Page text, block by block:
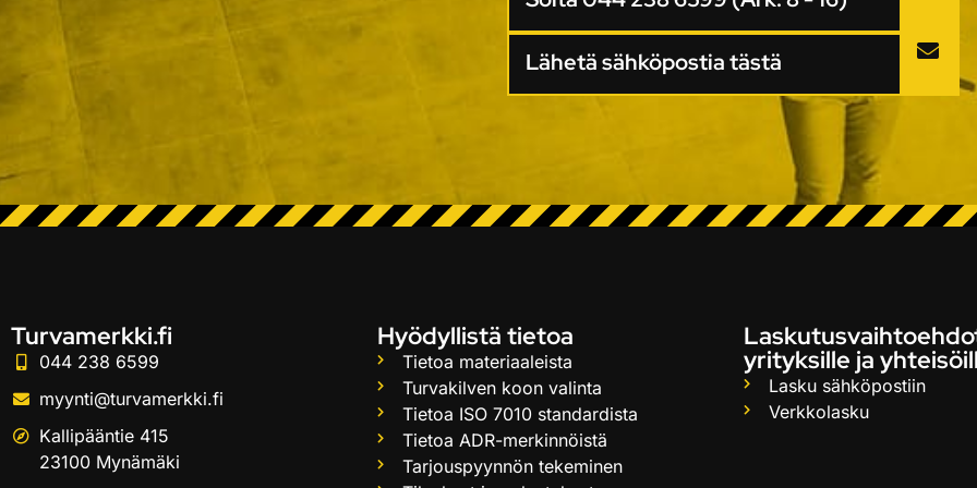
Lähetä sähköpostia tästä
Turvamerkki.fi
044 238 6599
myynti@turvamerkki.fi
Kallipääntie 415
23100 Mynämäki
Hyödyllistä tietoa
Tietoa materiaaleista
Turvakilven koon valinta
Tietoa ISO 7010 standardista
Tietoa ADR-merkinnöistä
Tarjouspyynnön tekeminen
yrityksille ja
Lasku sähköpostiin
Verkkolasku